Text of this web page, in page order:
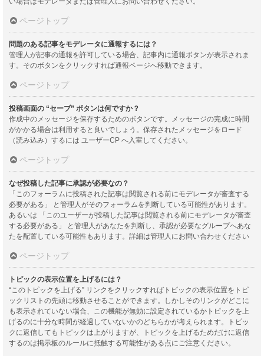
ページトップ
問題のある記事をモデレータに通報するには？
管理人が記事の通報を許可している場合、記事内に通報ボタンが表示されま
す。そのボタンをクリックすれば通報ページへ移動できます。
ページトップ
投稿画面の “セーブ” ボタンは何ですか？
作成中のメッセージを保存するためのボタンです。メッセージの完成に時間
がかかる場合は利用すると良いでしょう。保存されたメッセージをロード
（読み込み）するには ユーザーCP へ入室してください。
ページトップ
なぜ投稿した記事に承認が必要なの？
「このフォーラムに投稿された記事は閲覧される前にモデレータが審査する
必要がある」 と管理人がそのフォーラムを判断している可能性があります。
あるいは 「このユーザーが投稿した記事は閲覧される前にモデレータが審査
する必要がある」 と管理人があなたを判断し、承認が必要なグループへあな
たを配置している可能性もあります。詳細は管理人にお問い合わせください
ページトップ
トピックの表示位置を上げるには？
“このトピックを上げる” リンクをクリックすればトピックの表示位置をトピ
ックリストの先頭に移動させることができます。しかしそのリンクがどこに
も表示されていない場合、この機能が無効に設定されているかトピックを上
げるのに十分な時間が経過していないかのどちらかが考えられます。トピッ
クに返信してもトピックは上がりますが、トピックを上げるためだけに返信
するのは掲示板のルールに抵触する可能性がある点にご注意ください。